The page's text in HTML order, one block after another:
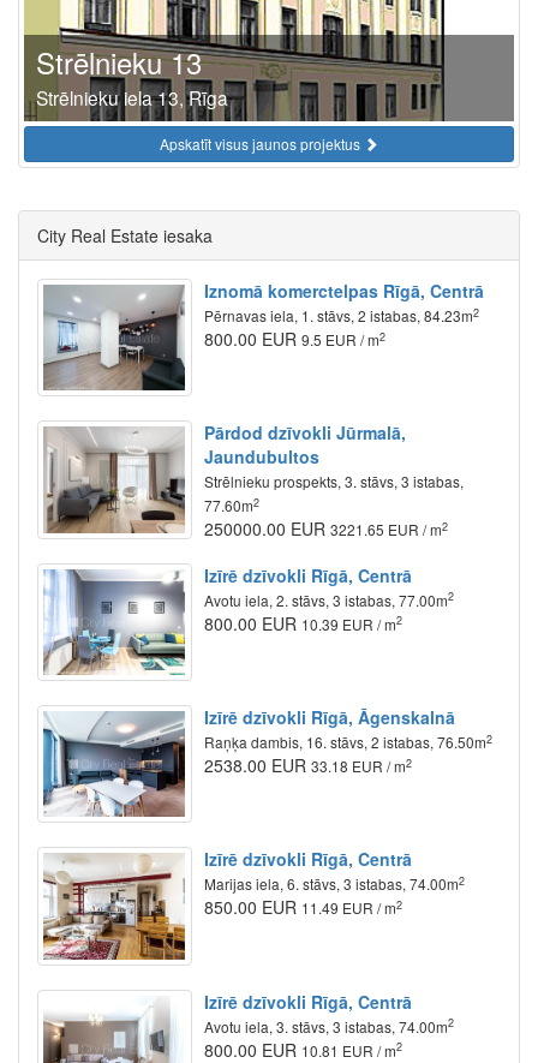
Strēlnieku 13
Strēlnieku iela 13, Rīga
Apskatīt visus jaunos projektus
City Real Estate iesaka
Iznomā komerctelpas Rīgā, Centrā
Pērnavas iela, 1. stāvs, 2 istabas, 84.23m2
800.00 EUR 9.5 EUR / m2
Pārdod dzīvokli Jūrmalā,
Jaundubultos
Strēlnieku prospekts, 3. stāvs, 3 istabas,
77.60m2
250000.00 EUR 3221.65 EUR / m2
Izīrē dzīvokli Rīgā, Centrā
Avotu iela, 2. stāvs, 3 istabas, 77.00m2
800.00 EUR 10.39 EUR / m2
Izīrē dzīvokli Rīgā, Āgenskalnā
Raņķa dambis, 16. stāvs, 2 istabas, 76.50m2
2538.00 EUR 33.18 EUR / m2
Izīrē dzīvokli Rīgā, Centrā
Marijas iela, 6. stāvs, 3 istabas, 74.00m2
850.00 EUR 11.49 EUR / m2
Izīrē dzīvokli Rīgā, Centrā
Avotu iela, 3. stāvs, 3 istabas, 74.00m2
800.00 EUR 10.81 EUR / m2